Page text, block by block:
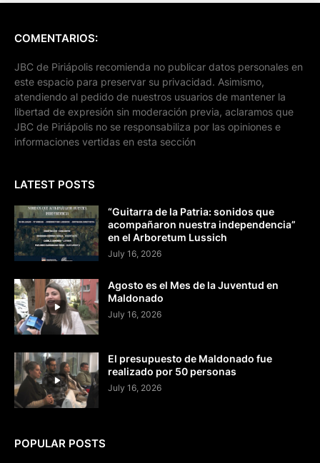
COMENTARIOS:
JBC de Piriápolis recomienda no publicar datos personales en
este espacio para preservar su privacidad. Asimismo,
atendiendo al pedido de nuestros usuarios de mantener la
libertad de expresión sin moderación previa, aclaramos que
JBC de Piriápolis no se responsabiliza por las opiniones e
informaciones vertidas en esta sección
LATEST POSTS
“Guitarra de la Patria: sonidos que
acompañaron nuestra independencia”
en el Arboretum Lussich
July 16, 2026
Agosto es el Mes de la Juventud en
Maldonado
July 16, 2026
El presupuesto de Maldonado fue
realizado por 50 personas
July 16, 2026
POPULAR POSTS